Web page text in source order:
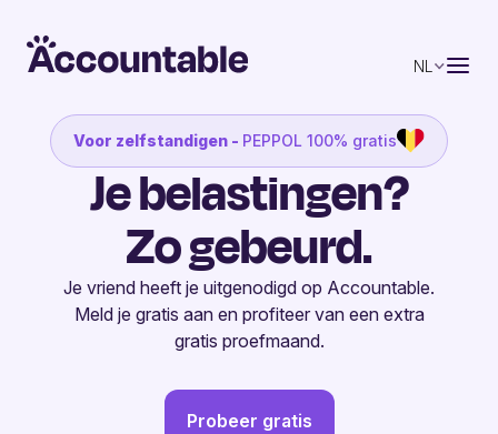
NL
Voor zelfstandigen - PEPPOL 100% gratis
Je belastingen?
Zo gebeurd.
Je vriend heeft je uitgenodigd op Accountable.
Meld je gratis aan en profiteer van een extra
gratis proefmaand.
Probeer gratis